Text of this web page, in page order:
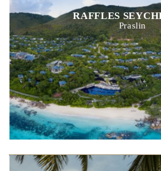
RAFFLES
Praslin